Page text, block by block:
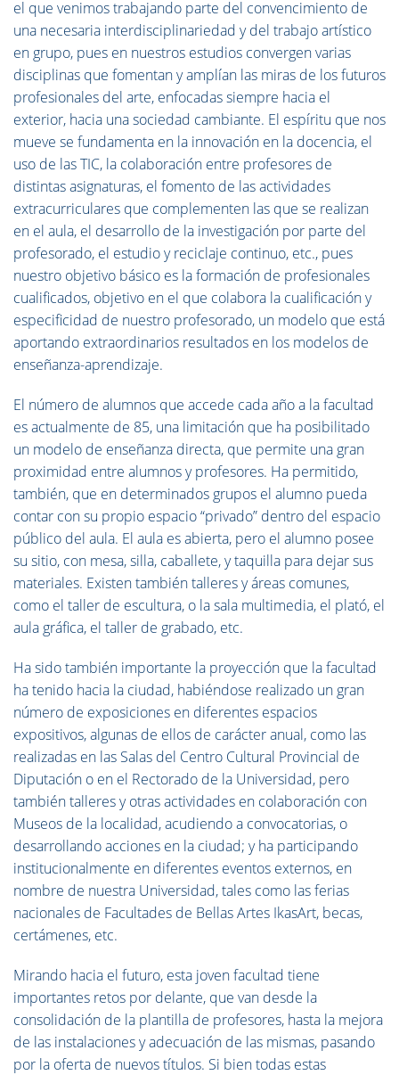
el que venimos trabajando parte del convencimiento de
una necesaria interdisciplinariedad y del trabajo artístico
en grupo, pues en nuestros estudios convergen varias
disciplinas que fomentan y amplían las miras de los futuros
profesionales del arte, enfocadas siempre hacia el
exterior, hacia una sociedad cambiante. El espíritu que nos
mueve se fundamenta en la innovación en la docencia, el
uso de las TIC, la colaboración entre profesores de
distintas asignaturas, el fomento de las actividades
extracurriculares que complementen las que se realizan
en el aula, el desarrollo de la investigación por parte del
profesorado, el estudio y reciclaje continuo, etc., pues
nuestro objetivo básico es la formación de profesionales
cualificados, objetivo en el que colabora la cualificación y
especificidad de nuestro profesorado, un modelo que está
aportando extraordinarios resultados en los modelos de
enseñanza-aprendizaje.
El número de alumnos que accede cada año a la facultad
es actualmente de 85, una limitación que ha posibilitado
un modelo de enseñanza directa, que permite una gran
proximidad entre alumnos y profesores. Ha permitido,
también, que en determinados grupos el alumno pueda
contar con su propio espacio “privado” dentro del espacio
público del aula. El aula es abierta, pero el alumno posee
su sitio, con mesa, silla, caballete, y taquilla para dejar sus
materiales. Existen también talleres y áreas comunes,
como el taller de escultura, o la sala multimedia, el plató, el
aula gráfica, el taller de grabado, etc.
Ha sido también importante la proyección que la facultad
ha tenido hacia la ciudad, habiéndose realizado un gran
número de exposiciones en diferentes espacios
expositivos, algunas de ellos de carácter anual, como las
realizadas en las Salas del Centro Cultural Provincial de
Diputación o en el Rectorado de la Universidad, pero
también talleres y otras actividades en colaboración con
Museos de la localidad, acudiendo a convocatorias, o
desarrollando acciones en la ciudad; y ha participando
institucionalmente en diferentes eventos externos, en
nombre de nuestra Universidad, tales como las ferias
nacionales de Facultades de Bellas Artes IkasArt, becas,
certámenes, etc.
Mirando hacia el futuro, esta joven facultad tiene
importantes retos por delante, que van desde la
consolidación de la plantilla de profesores, hasta la mejora
de las instalaciones y adecuación de las mismas, pasando
por la oferta de nuevos títulos. Si bien todas estas